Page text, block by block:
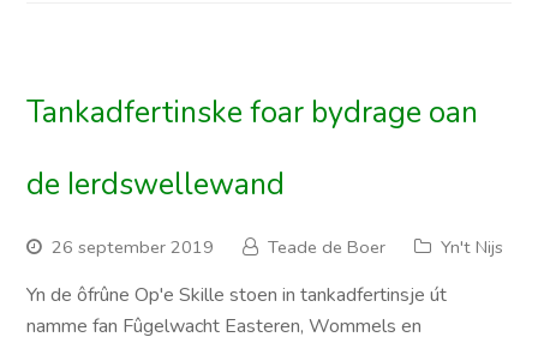
Tankadfertinske foar bydrage oan
de Ierdswellewand
26 september 2019 Teade de Boer Yn't Nijs
Yn de ôfrûne Op'e Skille stoen in tankadfertinsje út
namme fan Fûgelwacht Easteren, Wommels en